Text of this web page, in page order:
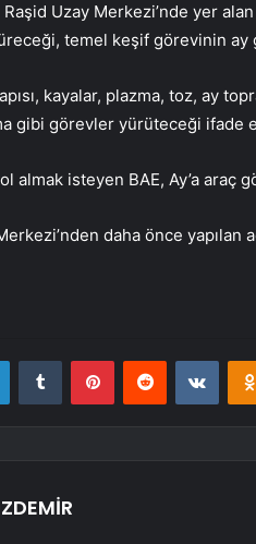
Uzay Merkezi’nde yer alan
temel keşif görevinin
kayalar, plazma, toz, ay
gibi görevler yürüteceği ifade
almak isteyen BAE, Ay’a
daha önce yapılan
LinkedInTumblr PinterestReddit